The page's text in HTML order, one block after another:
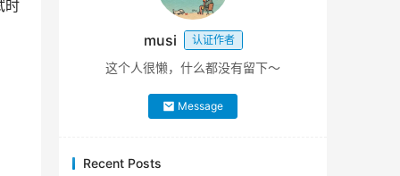
时
musi 认证作者
这个人很懒，什么都没有留下～
Message
Recent Posts